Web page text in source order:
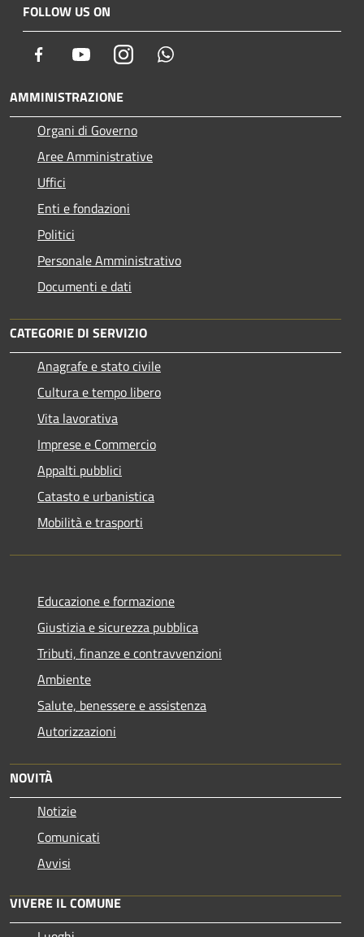
FOLLOW US ON
Facebook YoutubeInstagram
AMMINISTRAZIONE
Organi di Governo
Aree Amministrative
Uffici
Enti e fondazioni
Politici
Personale Amministrativo
Documenti e dati
CATEGORIE DI SERVIZIO
Anagrafe e stato civile
Cultura e tempo libero
Vita lavorativa
Imprese e Commercio
Appalti pubblici
Catasto e urbanistica
Mobilità e trasporti
Educazione e formazione
Giustizia e sicurezza pubblica
Tributi, finanze e contravvenzioni
Ambiente
Salute, benessere e assistenza
Autorizzazioni
NOVITÀ
Notizie
Comunicati
Avvisi
VIVERE IL COMUNE